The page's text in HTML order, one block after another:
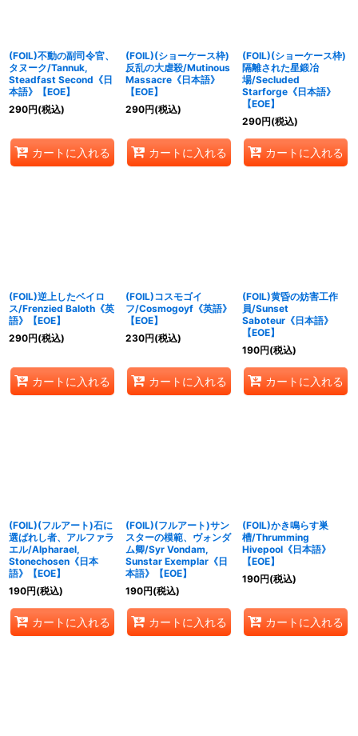
(FOIL)不動の副司令官、
タヌーク/Tannuk,
Steadfast Second《日
本語》【EOE】
290円(税込)
カートに入れる
(FOIL)(ショーケース枠)
反乱の大虐殺/Mutinous
Massacre《日本語》
【EOE】
290円(税込)
カートに入れる
(FOIL)(ショーケース枠)
隔離された星鍛冶
場/Secluded
Starforge《日本語》
【EOE】
290円(税込)
カートに入れる
(FOIL)逆上したベイロ
ス/Frenzied Baloth《英
語》【EOE】
290円(税込)
カートに入れる
(FOIL)コスモゴイ
フ/Cosmogoyf《英語》
【EOE】
230円(税込)
カートに入れる
(FOIL)黄昏の妨害工作
員/Sunset
Saboteur《日本語》
【EOE】
190円(税込)
カートに入れる
(FOIL)(フルアート)石に
選ばれし者、アルファラ
エル/Alpharael,
Stonechosen《日本
語》【EOE】
190円(税込)
カートに入れる
(FOIL)(フルアート)サン
スターの模範、ヴォンダ
ム卿/Syr Vondam,
Sunstar Exemplar《日
本語》【EOE】
190円(税込)
カートに入れる
(FOIL)かき鳴らす巣
槽/Thrumming
Hivepool《日本語》
【EOE】
190円(税込)
カートに入れる